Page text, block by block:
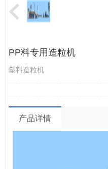
PP料专用造粒机
塑料造粒机
产品详情